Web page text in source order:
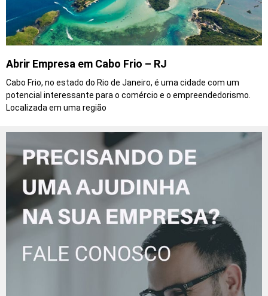
Abrir Empresa em Cabo Frio – RJ
Cabo Frio, no estado do Rio de Janeiro, é uma cidade com um
potencial interessante para o comércio e o empreendedorismo.
Localizada em uma região